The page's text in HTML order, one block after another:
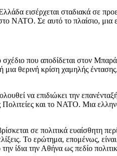
εισέρχεται σταδιακά σε
ΝΑΤΟ. Σε αυτό το πλαίσιο,
που αποδίδεται στον
μια θερινή κρίση χαμηλής
να επιδιώκει την
Πολιτείες και το ΝΑΤΟ. Μια
σε πολιτικά ευαίσθητη
Το ερώτημα, επομένως,
ίδια την Αθήνα ως πεδίο